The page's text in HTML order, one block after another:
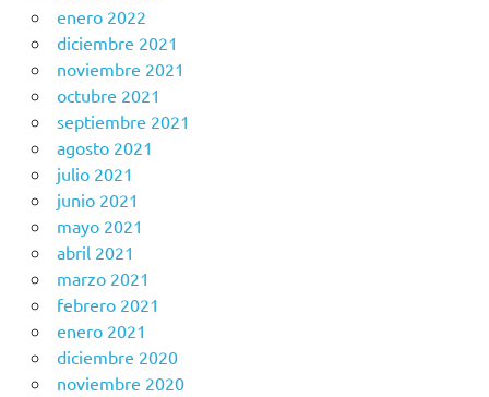
enero 2022
diciembre 2021
noviembre 2021
octubre 2021
septiembre 2021
agosto 2021
julio 2021
junio 2021
mayo 2021
abril 2021
marzo 2021
febrero 2021
enero 2021
diciembre 2020
noviembre 2020